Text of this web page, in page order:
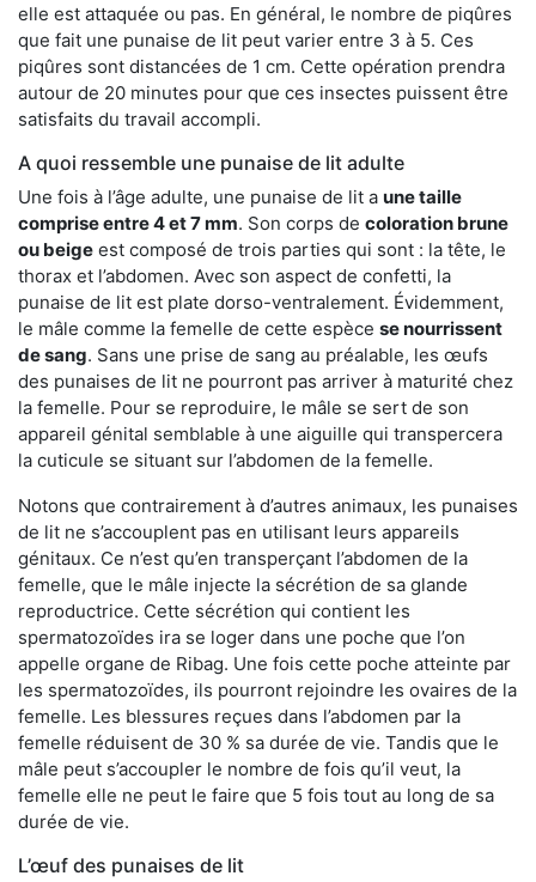
elle est attaquée ou pas. En général, le nombre de piqûres
que fait une punaise de lit peut varier entre 3 à 5. Ces
piqûres sont distancées de 1 cm. Cette opération prendra
autour de 20 minutes pour que ces insectes puissent être
satisfaits du travail accompli.
A quoi ressemble une punaise de lit adulte
Une fois à l’âge adulte, une punaise de lit a une taille
comprise entre 4 et 7 mm. Son corps de coloration brune
ou beige est composé de trois parties qui sont : la tête, le
thorax et l’abdomen. Avec son aspect de confetti, la
punaise de lit est plate dorso-ventralement. Évidemment,
le mâle comme la femelle de cette espèce se nourrissent
de sang. Sans une prise de sang au préalable, les œufs
des punaises de lit ne pourront pas arriver à maturité chez
la femelle. Pour se reproduire, le mâle se sert de son
appareil génital semblable à une aiguille qui transpercera
la cuticule se situant sur l’abdomen de la femelle.
Notons que contrairement à d’autres animaux, les punaises
de lit ne s’accouplent pas en utilisant leurs appareils
génitaux. Ce n’est qu’en transperçant l’abdomen de la
femelle, que le mâle injecte la sécrétion de sa glande
reproductrice. Cette sécrétion qui contient les
spermatozoïdes ira se loger dans une poche que l’on
appelle organe de Ribag. Une fois cette poche atteinte par
les spermatozoïdes, ils pourront rejoindre les ovaires de la
femelle. Les blessures reçues dans l’abdomen par la
femelle réduisent de 30 % sa durée de vie. Tandis que le
mâle peut s’accoupler le nombre de fois qu’il veut, la
femelle elle ne peut le faire que 5 fois tout au long de sa
durée de vie.
L’œuf des punaises de lit